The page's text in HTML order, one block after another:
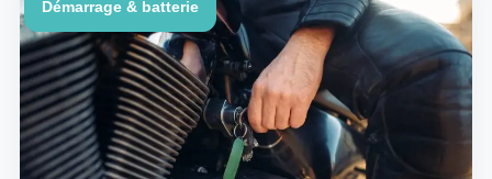
Démarrage & batterie